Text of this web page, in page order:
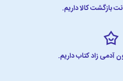
بازگشت کالا داریم.
آدمی زاد کتاب داریم.